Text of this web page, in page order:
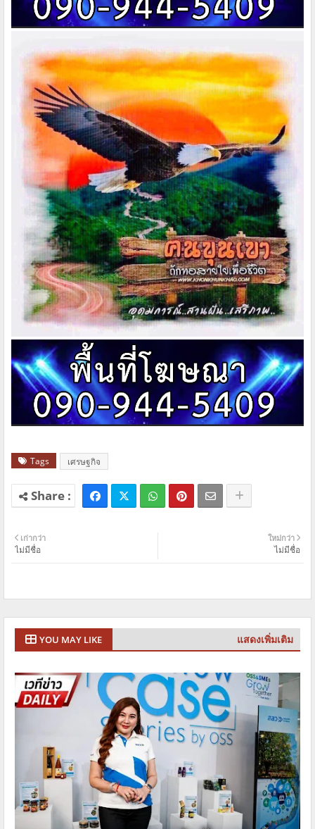
Tags เศรษฐกิจ
ใหม่กว่า
ไม่มีชื่อ
เก่ากว่า
ไม่มีชื่อ
YOU MAY LIKE แสดงเพิ่มเติม